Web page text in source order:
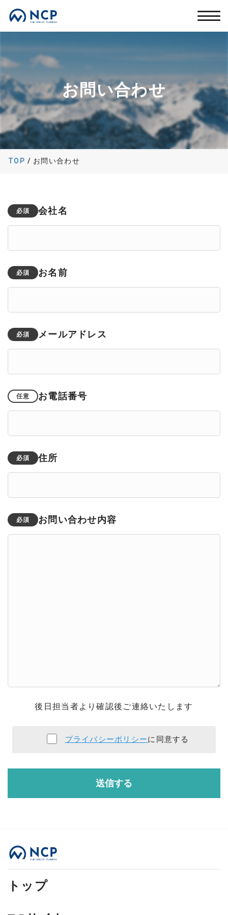
お問い合わせ
TOP / お問い合わせ
必須 会社名
必須 お名前
必須 メールアドレス
任意 お電話番号
必須 住所
必須 お問い合わせ内容
後日担当者より確認後ご連絡いたします
プライバシーポリシーに同意する
トップ